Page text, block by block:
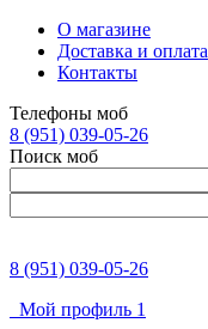
О магазине
Доставка и оплата
Контакты
Телефоны моб
8 (951) 039-05-26
Поиск моб
8 (951) 039-05-26
Мой профиль 1